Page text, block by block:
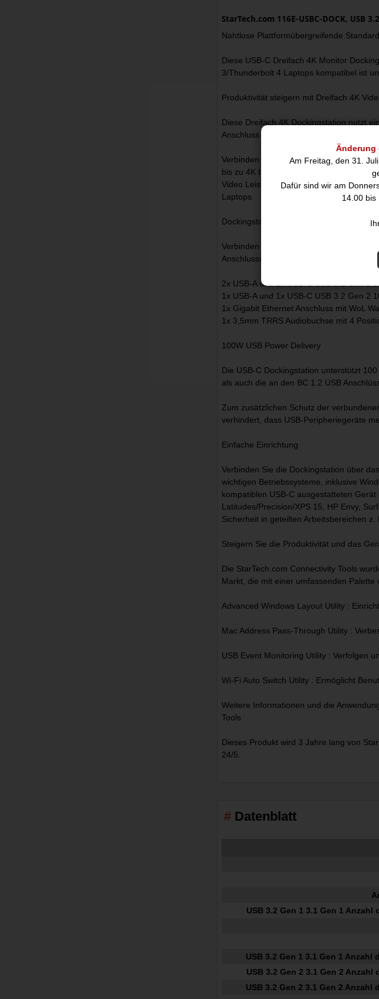
Änderung
Am Freitag, den 31.
Dafür sind wir am
14.00 bis
StarTech.com 116E-USBC-DOCK, USB
Nahtlose Plattformübergreifende
Diese USB-C Dreifach 4K Monitor
3/Thunderbolt 4 Laptops kompatibel ist
Produktivität steigern mit Dreifach 4K
Diese Dreifach 4K Dockingstation nutzt
Anschluss Ihres Computers, um drei
Verbinden Sie eine beliebige
bis zu 4K bei 60Hz. Verbinden Sie einen
Video Leistung ist ideal für detaillierte
Laptops.
Dockingstation mit umfassenden
Verbinden Sie die Dockingstation mit
Anschlussmöglichkeiten, Optionen und
2x USB-A und 1x USB-C USB 3.2 Gen 1
1x USB-A und 1x USB-C USB 3.2 Gen 2
1x Gigabit Ethernet Anschluss mit WoL
1x 3,5mm TRRS Audiobuchse mit 4
100W USB Power Delivery
Die USB-C Dockingstation unterstützt
als auch die an den BC 1.2 USB
Zum zusätzlichen Schutz der
verhindert, dass USB-Peripheriegeräte
Einfache Einrichtung
Verbinden Sie die Dockingstation über
wichtigen Betriebssysteme, inklusive
kompatiblen USB-C ausgestatteten
Latitudes/Precision/XPS 15, HP Envy,
Sicherheit in geteilten Arbeitsbereichen z.
Steigern Sie die Produktivität und das
Die StarTech.com Connectivity Tools
Markt, die mit einer umfassenden
Advanced Windows Layout Utility :
Mac Address Pass-Through Utility :
USB Event Monitoring Utility : Verfolgen
Wi-Fi Auto Switch Utility : Ermöglicht
Weitere Informationen und die
Tools
Dieses Produkt wird 3 Jahre lang von
24/5.
Datenblatt
USB 3.2 Gen 1 3.1 Gen 1
USB 3.2 Gen 1 3.1 Gen 1 Anzahl
USB 3.2 Gen 2 3.1 Gen 2
USB 3.2 Gen 2 3.1 Gen 2 Anzahl